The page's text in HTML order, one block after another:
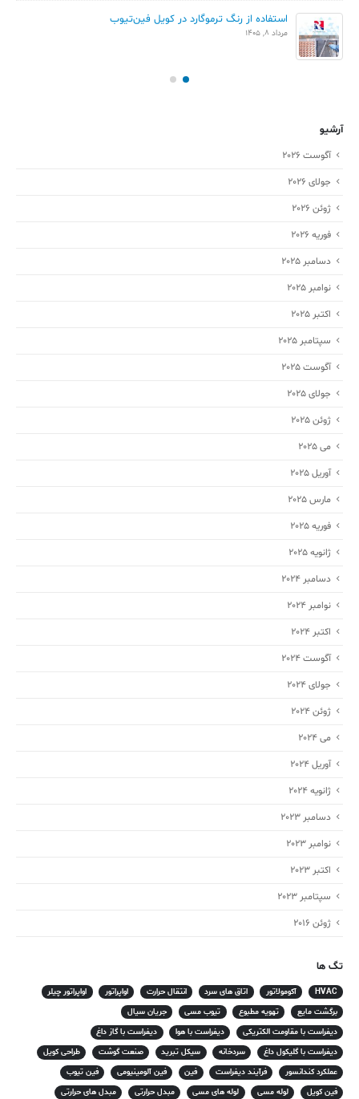
استفاده از رنگ ترموگارد در کویل فین‌تیوب
مرداد 8, 1405
آرشیو
آگوست 2026
جولای 2026
ژوئن 2026
فوریه 2026
دسامبر 2025
نوامبر 2025
اکتبر 2025
سپتامبر 2025
آگوست 2025
جولای 2025
ژوئن 2025
می 2025
آوریل 2025
مارس 2025
فوریه 2025
ژانویه 2025
دسامبر 2024
نوامبر 2024
اکتبر 2024
آگوست 2024
جولای 2024
ژوئن 2024
می 2024
آوریل 2024
ژانویه 2024
دسامبر 2023
نوامبر 2023
اکتبر 2023
سپتامبر 2023
ژوئن 2016
تگ ها
HVAC آکومولاتور اتاق های سرد انتقال حرارت اواپراتور
اواپراتور چیلر
برگشت مایع
تهویه مطبوع تیوب مسی
جریان سیال
دیفراست با مقاومت الکتریکی
دیفراست با هوا
دیفراست با گاز داغ
دیفراست با گلیکول داغ
سردخانه سیکل تبرید صنعت گوشت
طراحی کویل
عملکرد کندانسور
فرآیند دیفراست فین فین آلومینیومی
فین تیوب
فین کویل
لوله مسی لوله های مسی مبدل حرارتی
مبدل های حرارتی